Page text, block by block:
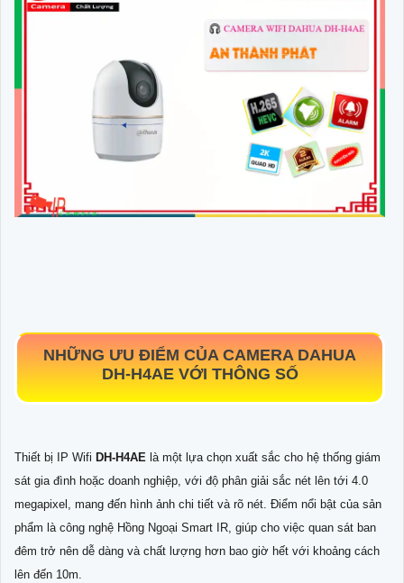
NHỮNG ƯU ĐIỂM CỦA CAMERA DAHUA
DH-H4AE VỚI THÔNG SỐ
Thiết bị IP Wifi DH-H4AE là một lựa chọn xuất sắc cho hệ thống giám
sát gia đình hoặc doanh nghiệp, với độ phân giải sắc nét lên tới 4.0
megapixel, mang đến hình ảnh chi tiết và rõ nét. Điểm nổi bật của sản
phẩm là công nghệ Hồng Ngoại Smart IR, giúp cho việc quan sát ban
đêm trở nên dễ dàng và chất lượng hơn bao giờ hết với khoảng cách
lên đến 10m.